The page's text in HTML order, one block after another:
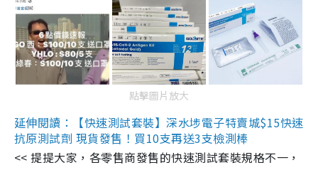
點擊圖片放大
延伸閱讀：【快速測試套裝】深水埗電子特賣城$15快速
抗原測試劑 現貨發售！買10支再送3支檢測棒
<< 提提大家，各零售商發售的快速測試套裝規格不一，